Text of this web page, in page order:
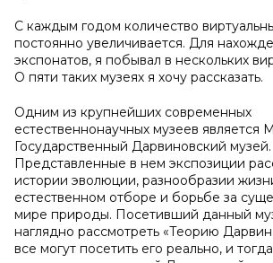
С каждым годом количество
постоянно увеличивается. Для
экспонатов, я побывал в нескольких
О пяти таких музеях я хочу рассказать.
Одним из крупнейших современных
естественнонаучных музеев является
Государственный Дарвиновский музей.
Представленные в нем экспозиции
истории эволюции, разнообразии
естественном отборе и борьбе за
мире природы. Посетивший данный
наглядно рассмотреть «Теорию
все могут посетить его реально, и